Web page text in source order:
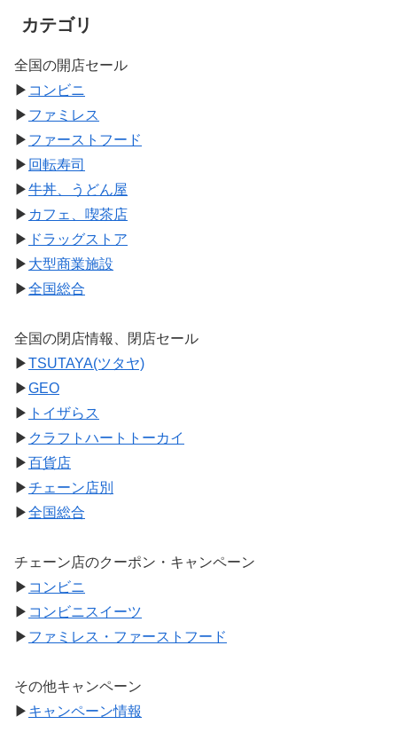
カテゴリ
全国の開店セール
▶ コンビニ
▶ ファミレス
▶ ファーストフード
▶ 回転寿司
▶牛丼、うどん屋
▶ カフェ、喫茶店
▶ ドラッグストア
▶ 大型商業施設
▶全国総合
全国の閉店情報、閉店セール
▶TSUTAYA(ツタヤ)
▶GEO
▶ トイザらス
▶ クラフトハートトーカイ
▶百貨店
▶チェーン店別
▶全国総合
チェーン店のクーポン・キャンペーン
▶ コンビニ
▶ コンビニスイーツ
▶ ファミレス・ファーストフード
その他キャンペーン
▶ キャンペーン情報